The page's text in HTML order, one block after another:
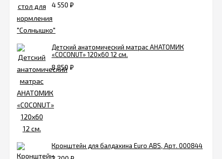
4 550 ₽
Детский анатомический матрас АНАТОМИК
«COCONUT» 120х60 12 см.
8 850 ₽
Кронштейн для балдахина Euro ABS, Арт. 000844